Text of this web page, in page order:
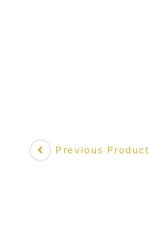
Previous Product